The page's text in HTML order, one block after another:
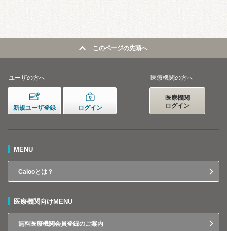
このページの先頭へ
ユーザの方へ
新規ユーザ登録 ログイン
医療機関の方へ
医療機関
ログイン
MENU
Calooとは？
医療機関向けMENU
無料医療機関会員登録のご案内